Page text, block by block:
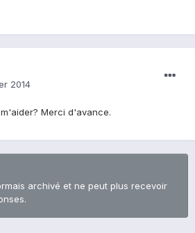
2014
Merci d'avance.
archivé et ne peut plus recevoir